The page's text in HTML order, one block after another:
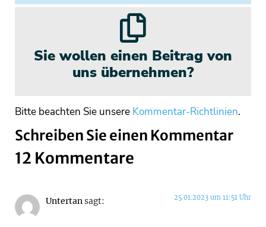
Sie wollen einen Beitrag von
uns übernehmen?
Bitte beachten Sie unsere Kommentar-Richtlinien.
Schreiben Sie einen Kommentar
12 Kommentare
Untertansagt: 25.01.2023 um 11:51 Uhr